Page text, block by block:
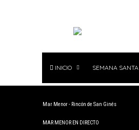
INICIO SEMANA SANTA
Mar Menor - Rincón de San Ginés
MAR MENOR EN DIRECTO